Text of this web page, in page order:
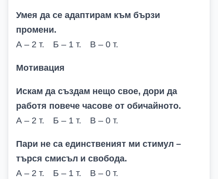
Умея да се адаптирам към бързи
промени.
А – 2 т. Б – 1 т. В – 0 т.
Мотивация
Искам да създам нещо свое, дори да
работя повече часове от обичайното.
А – 2 т. Б – 1 т. В – 0 т.
Пари не са единственият ми стимул –
търся смисъл и свобода.
А – 2 т. Б – 1 т. В – 0 т.